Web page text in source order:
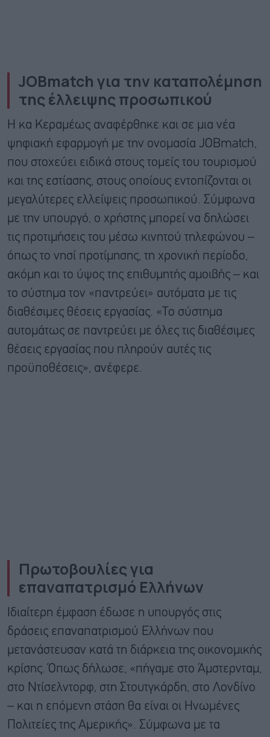
JOBmatch για την καταπολέμηση
της έλλειψης προσωπικού
Η κα Κεραμέως αναφέρθηκε και σε μια νέα
ψηφιακή εφαρμογή με την ονομασία JOBmatch,
που στοχεύει ειδικά στους τομείς του τουρισμού
και της εστίασης, στους οποίους εντοπίζονται οι
μεγαλύτερες ελλείψεις προσωπικού. Σύμφωνα
με την υπουργό, ο χρήστης μπορεί να δηλώσει
τις προτιμήσεις του μέσω κινητού τηλεφώνου –
όπως το νησί προτίμησης, τη χρονική περίοδο,
ακόμη και το ύψος της επιθυμητής αμοιβής – και
το σύστημα τον «παντρεύει» αυτόματα με τις
διαθέσιμες θέσεις εργασίας. «Το σύστημα
αυτομάτως σε παντρεύει με όλες τις διαθέσιμες
θέσεις εργασίας που πληρούν αυτές τις
προϋποθέσεις», ανέφερε.
Πρωτοβουλίες για
επαναπατρισμό Ελλήνων
Ιδιαίτερη έμφαση έδωσε η υπουργός στις
δράσεις επαναπατρισμού Ελλήνων που
μετανάστευσαν κατά τη διάρκεια της οικονομικής
κρίσης. Όπως δήλωσε, «πήγαμε στο Άμστερνταμ,
στο Ντίσελντορφ, στη Στουτγκάρδη, στο Λονδίνο
– και η επόμενη στάση θα είναι οι Ηνωμένες
Πολιτείες της Αμερικής». Σύμφωνα με τα